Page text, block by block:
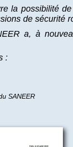
la possibilité
de sécurité
a, à
:
SANEER